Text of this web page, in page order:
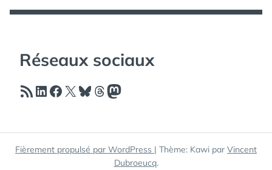
Réseaux sociaux
Flux RSSLinkedIn
Facebook
X Bluesky
Threads
Mastodon
Fièrement propulsé par WordPress | Thème: Kawi par Vincent
Dubroeucq.